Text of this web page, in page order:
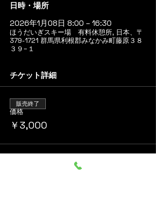
日時・場所
2026年1月08日 8:00 – 16:30
ほうだいぎスキー場 有料休憩所, 日本、〒
379-1721 群馬県利根郡みなかみ町藤原３８
３９−１
チケット詳細
価格
￥3,000
販売終了